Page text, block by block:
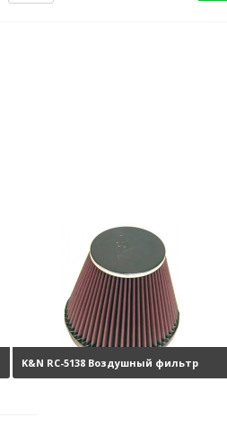
K&N RC-5138 Воздушный фильтр